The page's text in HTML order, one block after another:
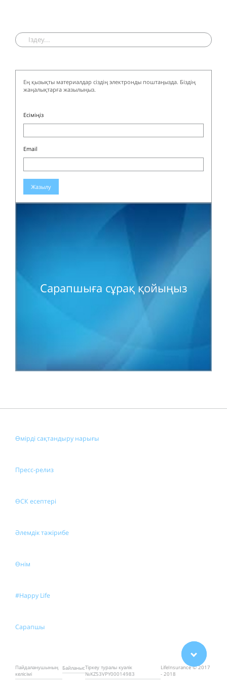
Ең қызықты материалдар сіздің электронды поштаңызда. Біздің
жаңалықтарға жазылыңыз.
Есіміңіз
Email
Жазылу
Сарапшыға сұрақ қойыңыз
Өмірді сақтандыру нарығы
Пресс-релиз
ӨСК есептері
Әлемдік тәжірибе
Өнім
#Happy Life
Сарапшы
Пайдаланушының
келісімі
БайланысТіркеу туралы куәлік
№KZ53VPY00014983
LifeInsurance © 2017
- 2018